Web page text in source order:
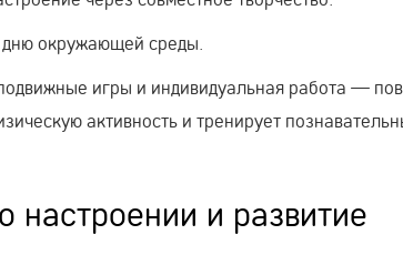
окружающей среды.
игры и индивидуальная работа —
активность и тренирует
настроении и развитие